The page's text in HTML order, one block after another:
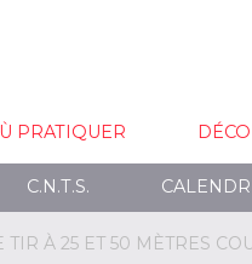
PRATIQUER
C.N.T.S.
TIR À 25 ET 50 MÈTRES